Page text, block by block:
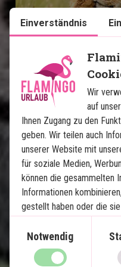
Masai Mara
4 Nächte auf
6 Nächte
Eigenes
Lake Nakuru
Masai Mara
Viel Safari in
Im Preis inklusive
13 Tage
Einverständnis
Wir
auf
Ihnen Zugang zu den
geben. Wir teilen auch
unserer Website mit
für soziale Medien,
können die gesammelten
Informationen
gestellt haben oder die
Notwendig